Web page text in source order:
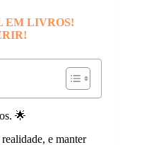
EM LIVROS!
🌟
e manter